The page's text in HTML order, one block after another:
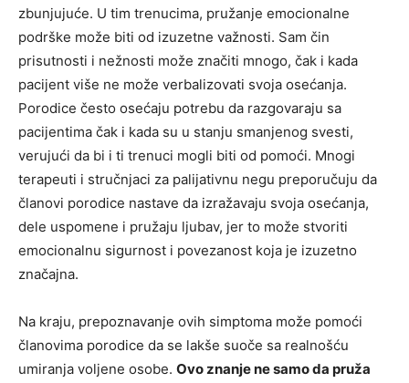
zbunjujuće. U tim trenucima, pružanje emocionalne
podrške može biti od izuzetne važnosti. Sam čin
prisutnosti i nežnosti može značiti mnogo, čak i kada
pacijent više ne može verbalizovati svoja osećanja.
Porodice često osećaju potrebu da razgovaraju sa
pacijentima čak i kada su u stanju smanjenog svesti,
verujući da bi i ti trenuci mogli biti od pomoći. Mnogi
terapeuti i stručnjaci za palijativnu negu preporučuju da
članovi porodice nastave da izražavaju svoja osećanja,
dele uspomene i pružaju ljubav, jer to može stvoriti
emocionalnu sigurnost i povezanost koja je izuzetno
značajna.
Na kraju, prepoznavanje ovih simptoma može pomoći
članovima porodice da se lakše suoče sa realnošću
umiranja voljene osobe. Ovo znanje ne samo da pruža